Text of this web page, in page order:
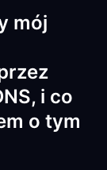
mój
i co
o tym